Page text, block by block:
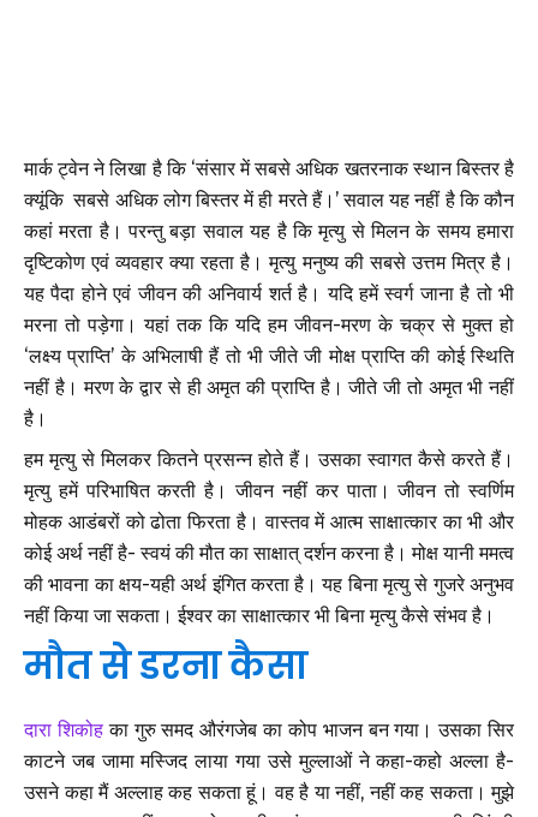
मार्क ट्वेन ने लिखा है कि ‘संसार में सबसे अधिक खतरनाक स्थान बिस्तर है
क्यूंकि सबसे अधिक लोग बिस्तर में ही मरते हैं।’ सवाल यह नहीं है कि कौन
कहां मरता है। परन्तु बड़ा सवाल यह है कि मृत्यु से मिलन के समय हमारा
दृष्टिकोण एवं व्यवहार क्या रहता है। मृत्यु मनुष्य की सबसे उत्तम मित्र है।
यह पैदा होने एवं जीवन की अनिवार्य शर्त है। यदि हमें स्वर्ग जाना है तो भी
मरना तो पड़ेगा। यहां तक कि यदि हम जीवन-मरण के चक्र से मुक्त हो
‘लक्ष्य प्राप्ति’ के अभिलाषी हैं तो भी जीते जी मोक्ष प्राप्ति की कोई स्थिति
नहीं है। मरण के द्वार से ही अमृत की प्राप्ति है। जीते जी तो अमृत भी नहीं
है।
हम मृत्यु से मिलकर कितने प्रसन्न होते हैं। उसका स्वागत कैसे करते हैं।
मृत्यु हमें परिभाषित करती है। जीवन नहीं कर पाता। जीवन तो स्वर्णिम
मोहक आडंबरों को ढोता फिरता है। वास्तव में आत्म साक्षात्कार का भी और
कोई अर्थ नहीं है- स्वयं की मौत का साक्षात् दर्शन करना है। मोक्ष यानी ममत्व
की भावना का क्षय-यही अर्थ इंगित करता है। यह बिना मृत्यु से गुजरे अनुभव
नहीं किया जा सकता। ईश्वर का साक्षात्कार भी बिना मृत्यु कैसे संभव है।
मौत से डरना कैसा
दारा शिकोहका गुरु समद औरंगजेब का कोप भाजन बन गया। उसका सिर
काटने जब जामा मस्जिद लाया गया उसे मुल्लाओं ने कहा-कहो अल्ला है-
उसने कहा मैं अल्लाह कह सकता हूं। वह है या नहीं, नहीं कह सकता। मुझे